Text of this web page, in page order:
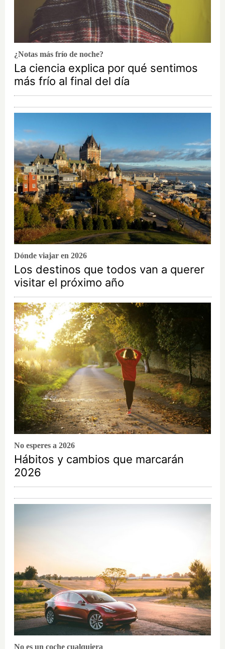
¿Notas más frío de noche?
La ciencia explica por qué sentimos
más frío al final del día
Dónde viajar en 2026
Los destinos que todos van a querer
visitar el próximo año
No esperes a 2026
Hábitos y cambios que marcarán
2026
No es un coche cualquiera